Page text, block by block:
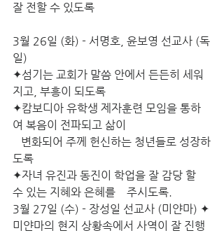
잘 전할 수 있도록
3월 26일 (화) - 서명호, 윤보영 선교사 (독
일)
✦섬기는 교회가 말씀 안에서 든든히 세워
지고, 부흥이 되도록
✦캄보디아 유학생 제자훈련 모임을 통하
여 복음이 전파되고 삶이
변화되어 주께 헌신하는 청년들로 성장하
도록
✦자녀 유진과 동진이 학업을 잘 감당 할
수 있는 지혜와 은혜를    주시도록.
3월 27일 (수) - 장성일 선교사 (미얀마) ✦
미얀마의 현지 상황속에서 사역이 잘 진행